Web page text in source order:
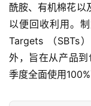
酰胺、有机棉花以
以便回收利用。
Targets （SBTs
外，旨在从产品
季度全面使用